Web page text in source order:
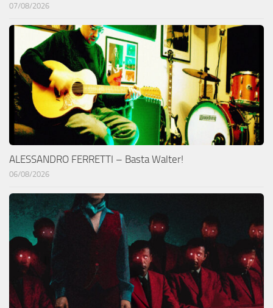
07/08/2026
ALESSANDRO FERRETTI – Basta Walter!
06/08/2026